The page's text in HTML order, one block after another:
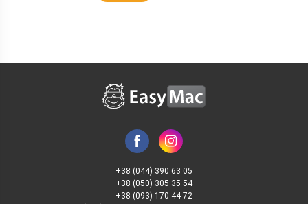
+38 (044) 390 63 05
+38 (050) 305 35 54
+38 (093) 170 44 72